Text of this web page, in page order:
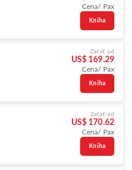
Cena/ Pax
Kniha
Začať od
US$ 169.29
Cena/ Pax
Kniha
Začať od
US$ 170.62
Cena/ Pax
Kniha